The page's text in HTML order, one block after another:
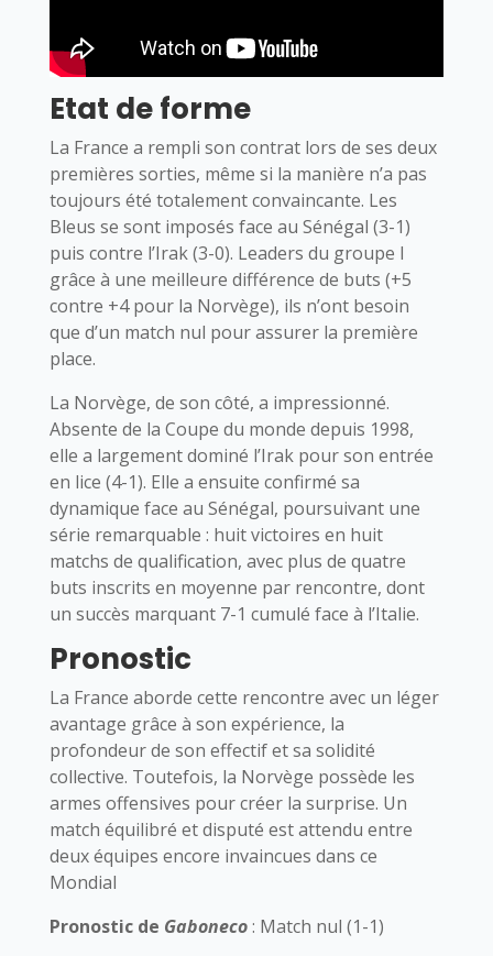
Etat de forme
La France a rempli son contrat lors de ses deux
premières sorties, même si la manière n’a pas
toujours été totalement convaincante. Les
Bleus se sont imposés face au Sénégal (3-1)
puis contre l’Irak (3-0). Leaders du groupe I
grâce à une meilleure différence de buts (+5
contre +4 pour la Norvège), ils n’ont besoin
que d’un match nul pour assurer la première
place.
La Norvège, de son côté, a impressionné.
Absente de la Coupe du monde depuis 1998,
elle a largement dominé l’Irak pour son entrée
en lice (4-1). Elle a ensuite confirmé sa
dynamique face au Sénégal, poursuivant une
série remarquable : huit victoires en huit
matchs de qualification, avec plus de quatre
buts inscrits en moyenne par rencontre, dont
un succès marquant 7-1 cumulé face à l’Italie.
Pronostic
La France aborde cette rencontre avec un léger
avantage grâce à son expérience, la
profondeur de son effectif et sa solidité
collective. Toutefois, la Norvège possède les
armes offensives pour créer la surprise. Un
match équilibré et disputé est attendu entre
deux équipes encore invaincues dans ce
Mondial
Pronostic de Gaboneco: Match nul (1-1)